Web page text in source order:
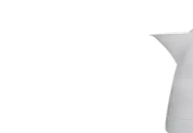
Awox Dual Kırmızı Çay Makinesi, 1650W gücü, dayanıklı
Esgep Universal Çay Makinesi ve Su
Esgep Buhar Termostatı, hassas sıcaklık ve buhar kontrolü
Esgep Arzum Çay Makinesi ve Su Isıtıcısı:
Modern tasarımı ve çok fonksiyonlu özellikleriyle Esgep
HOMEND Royaltea 1710h Inox Çay
HOMEND Royaltea 1710h, inox gövde ve demliğiyle şık